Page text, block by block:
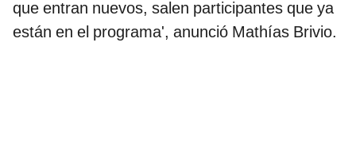
que entran nuevos, salen participantes que ya
están en el programa', anunció Mathías Brivio.